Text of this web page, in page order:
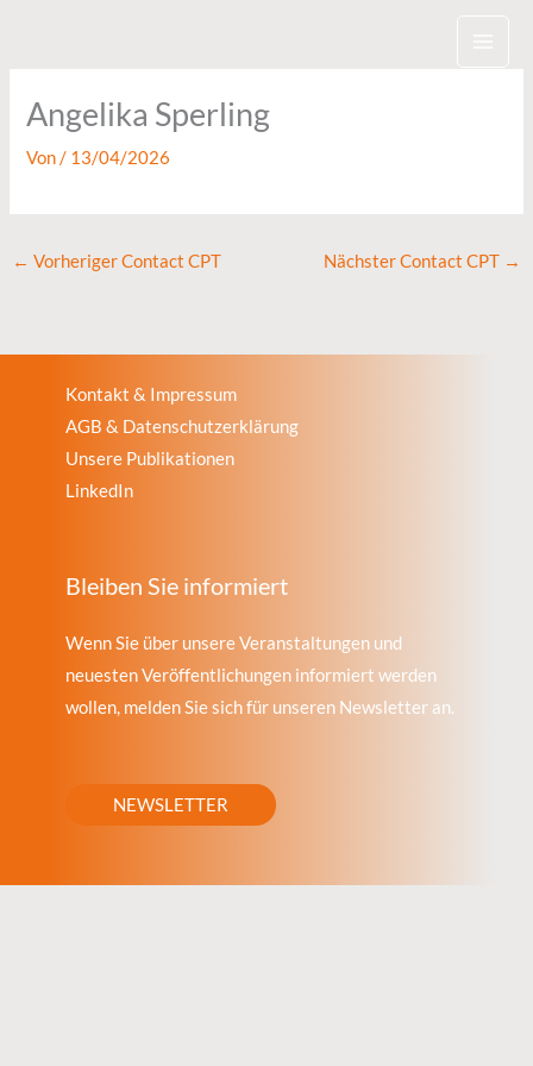
Angelika Sperling
Von/ 13/04/2026
← Vorheriger Contact CPT Nächster Contact CPT →
Kontakt & Impressum
AGB & Datenschutzerklärung
Unsere Publikationen
LinkedIn
Bleiben Sie informiert
Wenn Sie über unsere Veranstaltungen und
neuesten Veröffentlichungen informiert werden
wollen, melden Sie sich für unseren Newsletter an.
NEWSLETTER